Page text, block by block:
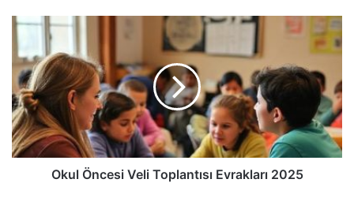
Okul Öncesi Veli Toplantısı Evrakları 2025